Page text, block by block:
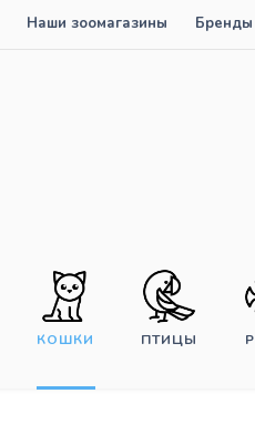
Наши зоомагазины Бренды
КОШКИ ПТИЦЫ